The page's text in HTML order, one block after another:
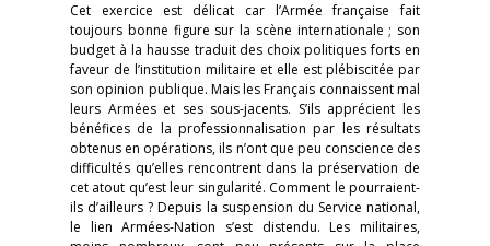
Cet exercice est délicat car l’Armée française fait
toujours bonne figure sur la scène internationale ; son
budget à la hausse traduit des choix politiques forts en
faveur de l’institution militaire et elle est plébiscitée par
son opinion publique. Mais les Français connaissent mal
leurs Armées et ses sous-jacents. S’ils apprécient les
bénéfices de la professionnalisation par les résultats
obtenus en opérations, ils n’ont que peu conscience des
difficultés qu’elles rencontrent dans la préservation de
cet atout qu’est leur singularité. Comment le pourraient-
ils d’ailleurs ? Depuis la suspension du Service national,
le lien Armées-Nation s’est distendu. Les militaires,